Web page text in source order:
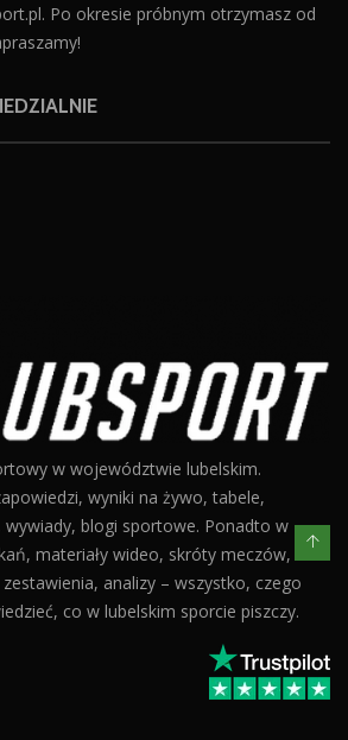
. Po okresie próbnym otrzymasz od
w województwie lubelskim.
wyniki na żywo, tabele,
wywiady, blogi sportowe. Ponadto w
materiały wideo, skróty meczów,
analizy – wszystko, czego
co w lubelskim sporcie piszczy.